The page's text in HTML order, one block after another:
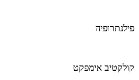
פילנתרופיה
קולקטיב אימפקט